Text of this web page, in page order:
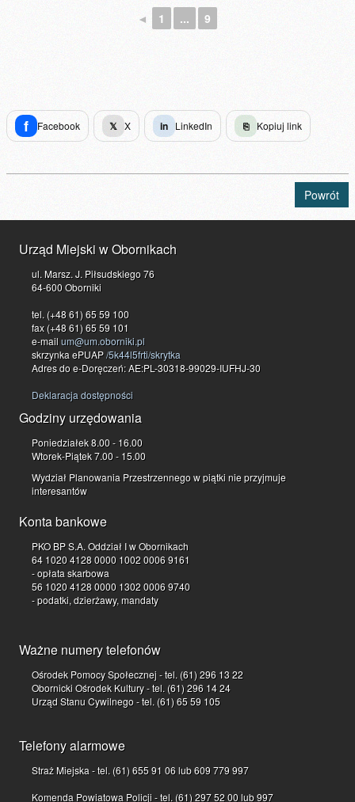
◄ 1 ... 9
f Facebook 𝕏 X in LinkedIn ⎘ Kopiuj link
Powrót
Urząd Miejski w Obornikach
ul. Marsz. J. Piłsudskiego 76
64-600 Oborniki
tel. (+48 61) 65 59 100
fax (+48 61) 65 59 101
e-mailum@um.oborniki.pl
skrzynka ePUAP/5k44l5frti/skrytka
Adres do e-Doręczeń: AE:PL-30318-99029-IUFHJ-30
Deklaracja dostępności
Godziny urzędowania
Poniedziałek 8.00 - 16.00
Wtorek-Piątek 7.00 - 15.00
Wydział Planowania Przestrzennego w piątki nie przyjmuje
interesantów
Konta bankowe
PKO BP S.A. Oddział I w Obornikach
64 1020 4128 0000 1002 0006 9161
- opłata skarbowa
56 1020 4128 0000 1302 0006 9740
- podatki, dzierżawy, mandaty
Ważne numery telefonów
Ośrodek Pomocy Społecznej - tel. (61) 296 13 22
Obornicki Ośrodek Kultury - tel. (61) 296 14 24
Urząd Stanu Cywilnego - tel. (61) 65 59 105
Telefony alarmowe
Straż Miejska - tel. (61) 655 91 06 lub 609 779 997
Komenda Powiatowa Policji - tel. (61) 297 52 00 lub 997